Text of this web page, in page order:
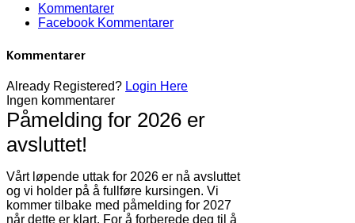
Kommentarer
Facebook Kommentarer
Kommentarer
Already Registered? Login Here
Ingen kommentarer
Påmelding for 2026 er
avsluttet!
Vårt løpende uttak for 2026 er nå avsluttet
og vi holder på å fullføre kursingen. Vi
kommer tilbake med påmelding for 2027
når dette er klart. For å forberede deg til å